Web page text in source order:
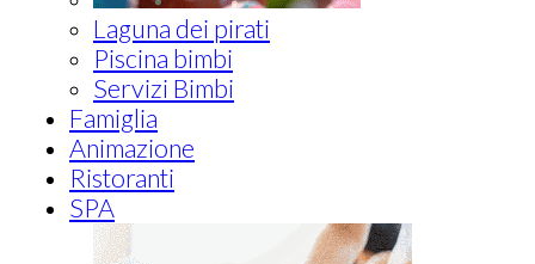
Laguna dei pirati
Piscina bimbi
Servizi Bimbi
Famiglia
Animazione
Ristoranti
SPA